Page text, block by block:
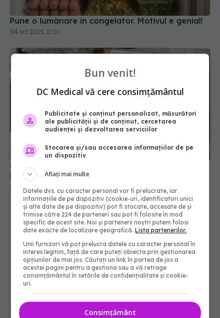
Pune o lumânare în congelator. Motivul e genial!
04 oct 2025, 11:01
Ce se întâmplă cu mâncarea atunci când o
încălzești la microunde în recipient de plastic
06 mar 2026, 17:27
Bun venit!
DC Medical vă cere consimțământul
Publicitate și conținut personalizat, măsurători
ale publicității și de conținut, cercetarea
audienței și dezvoltarea serviciilor
Stocarea și/sau accesarea informațiilor de pe
un dispozitiv
Aflați mai multe
Datele dvs. cu caracter personal vor fi prelucrate, iar
informațiile de pe dispozitiv (cookie-uri, identificatori unici
și alte date de pe dispozitiv) pot fi stocate, accesate de și
trimise către 224 de parteneri sau pot fi folosite în mod
specific de acest site. Noi și partenerii noștri putem folosi
date exacte de localizare geografică.Lista partenerilor.
Unii furnizori vă pot prelucra datele cu caracter personal în
interes legitim, față de care puteți obiecta prin gestionarea
opțiunilor de mai jos. Căutați un link în partea de jos a
acestei pagini pentru a gestiona sau a vă retrage
consimțământul în setările de confidențialitate și cookie-
uri.
Consimțământ